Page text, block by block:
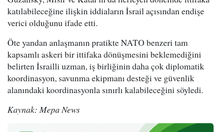
katılabileceğine ilişkin iddiaların İsrail açısından endişe
verici olduğunu ifade etti.
Öte yandan anlaşmanın pratikte NATO benzeri tam
kapsamlı askeri bir ittifaka dönüşmesini beklemediğini
belirten İsrailli uzman, iş birliğinin daha çok diplomatik
koordinasyon, savunma ekipmanı desteği ve güvenlik
alanındaki koordinasyonla sınırlı kalabileceğini söyledi.
Kaynak: Mepa News